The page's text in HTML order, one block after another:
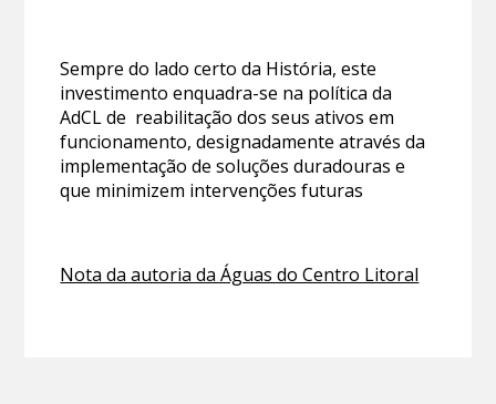
Sempre do lado certo da História, este
investimento enquadra-se na política da
AdCL de reabilitação dos seus ativos em
funcionamento, designadamente através da
implementação de soluções duradouras e
que minimizem intervenções futuras
Nota da autoria da Águas do Centro Litoral